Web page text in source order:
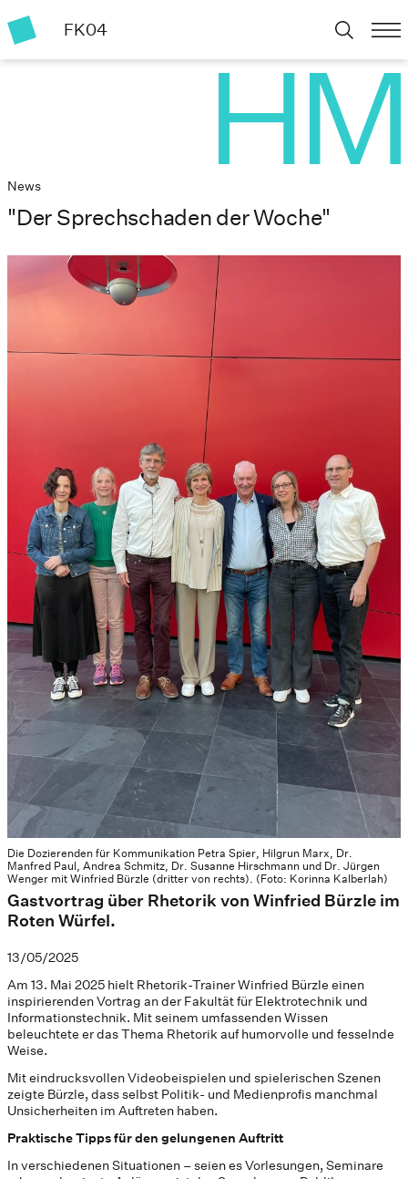
FK04
News
"Der Sprechschaden der Woche"
Die Dozierenden für Kommunikation Petra Spier, Hilgrun Marx, Dr.
Manfred Paul, Andrea Schmitz, Dr. Susanne Hirschmann und Dr. Jürgen
Wenger mit Winfried Bürzle (dritter von rechts). (Foto: Korinna Kalberlah)
Gastvortrag über Rhetorik von Winfried Bürzle im
Roten Würfel.
13/05/2025
Am 13. Mai 2025 hielt Rhetorik-Trainer Winfried Bürzle einen
inspirierenden Vortrag an der Fakultät für Elektrotechnik und
Informationstechnik. Mit seinem umfassenden Wissen
beleuchtete er das Thema Rhetorik auf humorvolle und fesselnde
Weise.
Mit eindrucksvollen Videobeispielen und spielerischen Szenen
zeigte Bürzle, dass selbst Politik- und Medienprofis manchmal
Unsicherheiten im Auftreten haben.
Praktische Tipps für den gelungenen Auftritt
In verschiedenen Situationen – seien es Vorlesungen, Seminare